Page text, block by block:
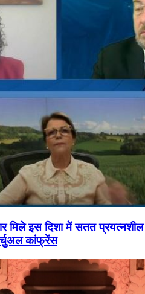
मिले इस दिशा में सतत प्रयत्नशील
कांफ्रेंस